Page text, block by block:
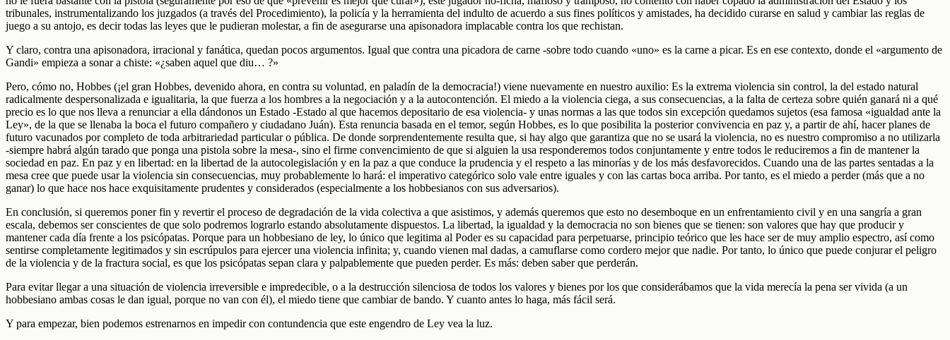
tribunales, instrumentalizando los juzgados (a través del Procedimiento), la policía y la herramienta del indulto de acuerdo a sus fines políticos y amistades, ha decidido curarse en salud y cambiar las reglas de
juego a su antojo, es decir todas las leyes que le pudieran molestar, a fin de asegurarse una apisonadora implacable contra los que rechistan.
Y claro, contra una apisonadora, irracional y fanática, quedan pocos argumentos. Igual que contra una picadora de carne -sobre todo cuando «uno» es la carne a picar. Es en ese contexto, donde el «argumento de
Gandi» empieza a sonar a chiste: «¿saben aquel que diu… ?»
Pero, cómo no, Hobbes (¡el gran Hobbes, devenido ahora, en contra su voluntad, en paladín de la democracia!) viene nuevamente en nuestro auxilio: Es la extrema violencia sin control, la del estado natural
radicalmente despersonalizada e igualitaria, la que fuerza a los hombres a la negociación y a la autocontención. El miedo a la violencia ciega, a sus consecuencias, a la falta de certeza sobre quién ganará ni a qué
precio es lo que nos lleva a renunciar a ella dándonos un Estado -Estado al que hacemos depositario de esa violencia- y unas normas a las que todos sin excepción quedamos sujetos (esa famosa «igualdad ante la
Ley», de la que se llenaba la boca el futuro compañero y ciudadano Juán). Esta renuncia basada en el temor, según Hobbes, es lo que posibilita la posterior convivencia en paz y, a partir de ahí, hacer planes de
futuro vacunados por completo de toda arbitrariedad particular o pública. De donde sorprendentemente resulta que, si hay algo que garantiza que no se usará la violencia, no es nuestro compromiso a no utilizarla
-siempre habrá algún tarado que ponga una pistola sobre la mesa-, sino el firme convencimiento de que si alguien la usa responderemos todos conjuntamente y entre todos le reduciremos a fin de mantener la
sociedad en paz. En paz y en libertad: en la libertad de la autocolegislación y en la paz a que conduce la prudencia y el respeto a las minorías y de los más desfavorecidos. Cuando una de las partes sentadas a la
mesa cree que puede usar la violencia sin consecuencias, muy probablemente lo hará: el imperativo categórico solo vale entre iguales y con las cartas boca arriba. Por tanto, es el miedo a perder (más que a no
ganar) lo que hace nos hace exquisitamente prudentes y considerados (especialmente a los hobbesianos con sus adversarios).
En conclusión, si queremos poner fin y revertir el proceso de degradación de la vida colectiva a que asistimos, y además queremos que esto no desemboque en un enfrentamiento civil y en una sangría a gran
escala, debemos ser conscientes de que solo podremos lograrlo estando absolutamente dispuestos. La libertad, la igualdad y la democracia no son bienes que se tienen: son valores que hay que producir y
mantener cada día frente a los psicópatas. Porque para un hobbesiano de ley, lo único que legitima al Poder es su capacidad para perpetuarse, principio teórico que les hace ser de muy amplio espectro, así como
sentirse completamente legitimados y sin escrúpulos para ejercer una violencia infinita; y, cuando vienen mal dadas, a camuflarse como cordero mejor que nadie. Por tanto, lo único que puede conjurar el peligro
de la violencia y de la fractura social, es que los psicópatas sepan clara y palpablemente que pueden perder. Es más: deben saber que perderán.
Para evitar llegar a una situación de violencia irreversible e impredecible, o a la destrucción silenciosa de todos los valores y bienes por los que considerábamos que la vida merecía la pena ser vivida (a un
hobbesiano ambas cosas le dan igual, porque no van con él), el miedo tiene que cambiar de bando. Y cuanto antes lo haga, más fácil será.
Y para empezar, bien podemos estrenarnos en impedir con contundencia que este engendro de Ley vea la luz.